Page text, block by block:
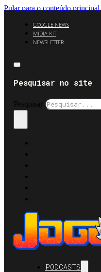
Pular para o conteúdo principal
GOOGLE NEWS
MÍDIA KIT
NEWSLETTER
Pesquisar no site
Pesquisar
PODCASTS